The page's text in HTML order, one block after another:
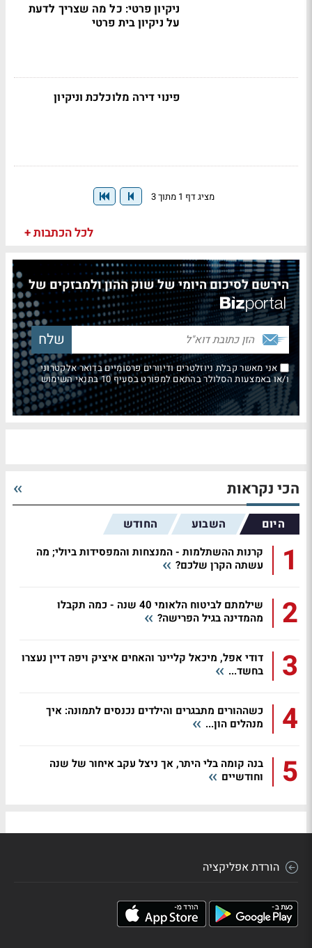
ניקיון פרטי: כל מה שצריך לדעת
על ניקיון בית פרטי
פינוי דירה מלוכלכת וניקיון
מציג דף 1 מתוך 3
לכל הכתבות +
הירשם לסיכום היומי של שוק ההון ולמבזקים של
אני מאשר קבלת ניוזלטרים ודיוורים פרסומיים בדואר אלקטרוני
ו/או באמצעות הסלולר בהתאם למפורט בסעיף 10 בתנאי השימוש
הכי נקראות
היום השבוע החודש
1
קרנות ההשתלמות - המנצחות והמפסידות ביולי; מה
עשתה הקרן שלכם?
2
שילמתם לביטוח הלאומי 40 שנה - כמה תקבלו
מהמדינה בגיל הפרישה?
3
דודי אפל, מיכאל קליינר והאחים איציק ויפה דיין נעצרו
בחשד...
4
כשההורים מתבגרים והילדים נכנסים לתמונה: איך
מנהלים הון...
5
בנה קומה בלי היתר, אך ניצל עקב איחור של שנה
וחודשיים
הורדת אפליקציה